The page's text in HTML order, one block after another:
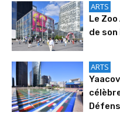
ARTS
Le
de son
ARTS